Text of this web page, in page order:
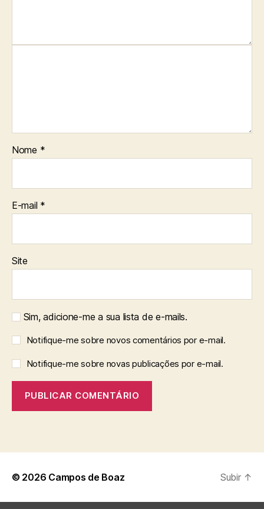
Nome *
E-mail *
Site
Sim, adicione-me a sua lista de e-mails.
Notifique-me sobre novos comentários por e-mail.
Notifique-me sobre novas publicações por e-mail.
© 2026 Campos de Boaz Subir ↑